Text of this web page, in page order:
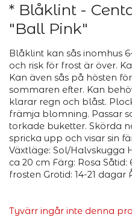
* Blåklint -
"Ball Pink"
Blåklint kan sås inomhus
och risk för frost är över.
Kan även sås på hösten
sommaren efter. Kan
klarar regn och blåst.
främja blomning. Passar
torkade buketter. Skörda
spricka upp och visar sin
Växtläge: Sol/Halvskugga
ca 20 cm Färg: Rosa
frosten Grotid: 14-21
Tyvärr ingår inte denna